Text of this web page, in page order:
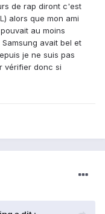
de rap diront c'est
alors que mon ami
au moins
avait bel et
je ne suis pas
vérifier donc si